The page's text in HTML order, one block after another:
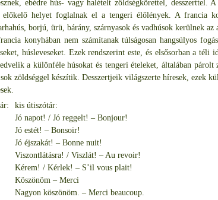
ebédre hús- vagy halételt zöldségkörettel,
előkelő helyet foglalnak el a tengeri élőlények. A francia
borjú, ürü, bárány, szárnyasok és vadhúsok kerülnek az
konyhában nem számítanak túlságosan hangsúlyos
húsleveseket. Ezek rendszerint este, és elsősorban a
a különféle húsokat és tengeri ételeket, általában
zöldséggel készítik. Desszertjeik világszerte híresek, ezek
kis útiszótár:
Jó napot! / Jó reggelt! – Bonjour!
Jó estét! – Bonsoir!
Jó éjszakát! – Bonne nuit!
Viszontlátásra! / Viszlát! – Au revoir!
Kérem! / Kérlek! – S’il vous plait!
Köszönöm – Merci
Nagyon köszönöm. – Merci beaucoup.